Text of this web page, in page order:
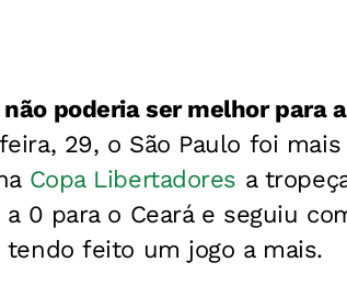
poderia ser melhor para
29, o São Paulo foi mais
Copa Libertadores a
0 para o Ceará e seguiu
tendo feito um jogo a mais.